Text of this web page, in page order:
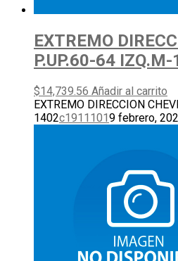
EXTREMO
P.UP.60-64
$14,739.56 Añadir al carrito
EXTREMO DIRECCION
1402c19111019 febrero,